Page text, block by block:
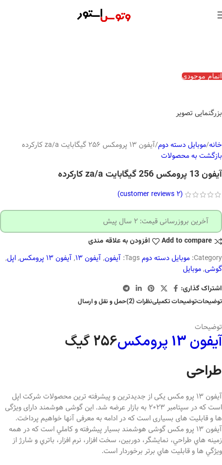
اتمام موجودی
بزرگنمایی تصویر
خانه موبایل دسته دوم آیفون 13 پرومکس 256 گیگابایت za/a کارکرده
بازگشت به محصولات
آیفون 13 پرومکس 256 گیگابایت za/a کارکرده
(
2
آخرین بروزرسانی قیمت: 2 سال پیش
Add to compare افزودن به علاقه مندی
Category: موبایل دسته دومTags: آیفون,آیفون 13 ,آیفون 13 پرومکس ,اپل,
گوشی,موبایل
اشتراک گذاری:
توضیحاتتوضیحات تکمیلینظرات (2) حمل و نقل و ارسال
توضیحات
آیفون 13 پرومکس 256 گیگ
طراحی
آیفون 13 پرو مکس یکی از جدیدترین و پیشرفته ترین محصولات شرکت اپل
است که در سپتامبر 2023 به بازار عرضه شد. این گوشی هوشمند دارای ویژگی
ها و قابلیت های بسیاری است که در ادامه به معرفی آنها خواهیم پرداخت.
آیفون 13 پرو مکس گوشی هوشمند بسيار پيشرفته و كاملي است كه در همه
زمينه هاي طراحي، نمايشگر، دوربين، سخت افزار، نرم افزار، باتري و شارژ از
ويژگي ها و قابليت هاي برتر برخوردار است.